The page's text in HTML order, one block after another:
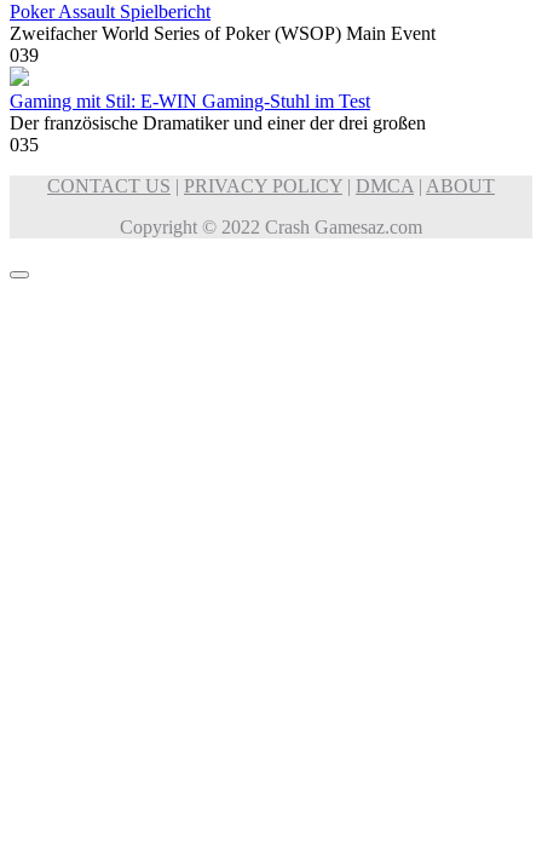
Poker Assault Spielbericht
Zweifacher World Series of Poker (WSOP) Main Event
039
Gaming mit Stil: E-WIN Gaming-Stuhl im Test
Der französische Dramatiker und einer der drei großen
035
CONTACT US | PRIVACY POLICY | DMCA | ABOUT
Copyright © 2022 Crash Gamesaz.com